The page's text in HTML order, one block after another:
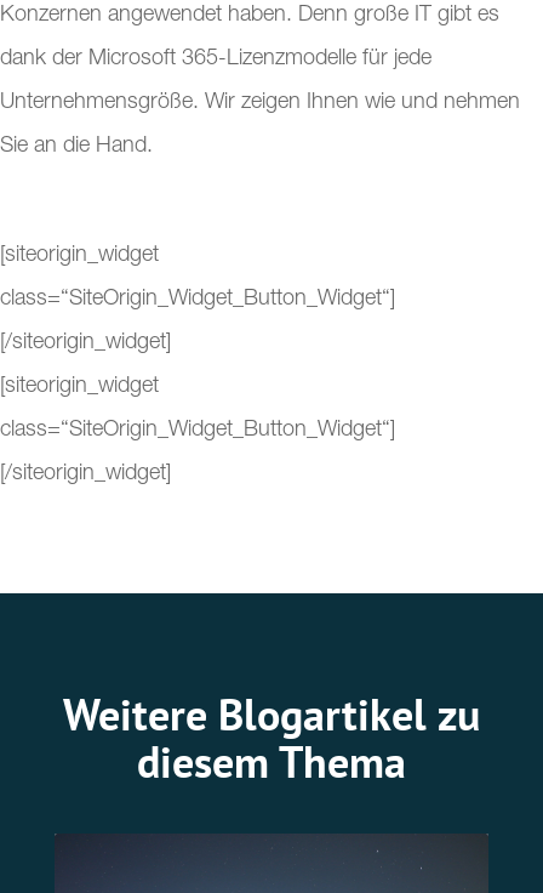
Konzernen angewendet haben. Denn große IT gibt es
dank der Microsoft 365-Lizenzmodelle für jede
Unternehmensgröße. Wir zeigen Ihnen wie und nehmen
Sie an die Hand.
[siteorigin_widget
class=“SiteOrigin_Widget_Button_Widget“]
[/siteorigin_widget]
[siteorigin_widget
class=“SiteOrigin_Widget_Button_Widget“]
[/siteorigin_widget]
Weitere Blogartikel zu
diesem Thema